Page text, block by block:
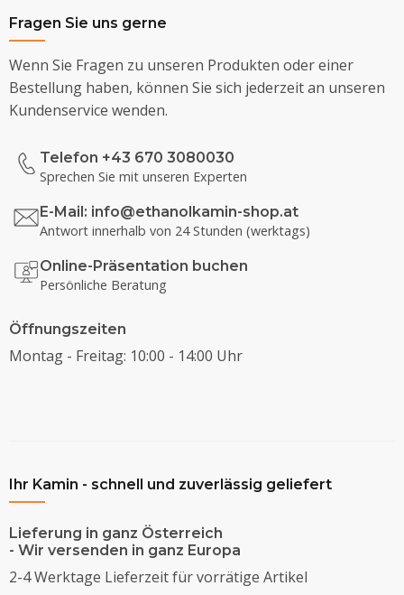
Fragen Sie uns gerne
Wenn Sie Fragen zu unseren Produkten oder einer
Bestellung haben, können Sie sich jederzeit an unseren
Kundenservice wenden.
Telefon +43 670 3080030
Sprechen Sie mit unseren Experten
E-Mail: info@ethanolkamin-shop.at
Antwort innerhalb von 24 Stunden (werktags)
Online-Präsentation buchen
Persönliche Beratung
Öffnungszeiten
Montag - Freitag: 10:00 - 14:00 Uhr
Ihr Kamin - schnell und zuverlässig geliefert
Lieferung in ganz Österreich
- Wir versenden in ganz Europa
2-4 Werktage Lieferzeit für vorrätige Artikel